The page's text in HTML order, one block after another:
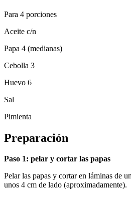
Para 4 porciones
Aceite c/n
Papa 4 (medianas)
Cebolla 3
Huevo 6
Sal
Pimienta
Preparación
Paso 1: pelar y cortar las papas
Pelar las papas y cortar en láminas de
unos 4 cm de lado (aproximadamente).